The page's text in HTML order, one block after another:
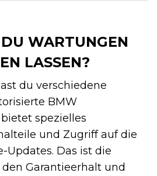
WARTUNGEN
LASSEN?
du verschiedene
BMW
spezielles
und Zugriff auf die
Updates. Das ist die
Garantieerhalt und